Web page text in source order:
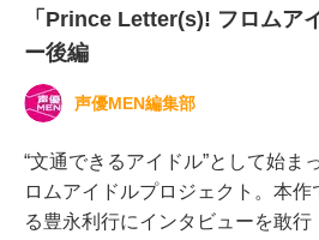
「Prince Letter(s)! フロムア
ー後編
声優MEN編集部
“文通できるアイドル”として始ま
ロムアイドルプロジェクト。本
る豊永利行にインタビューを敢